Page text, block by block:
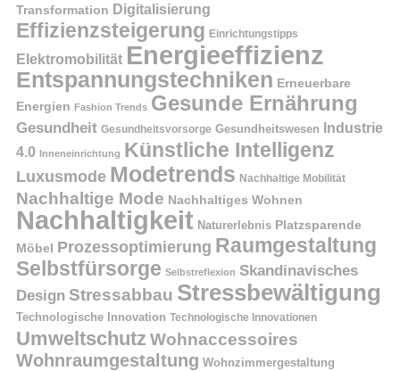
Transformation Digitalisierung
Effizienzsteigerung Einrichtungstipps
Elektromobilität Energieeffizienz
Entspannungstechniken Erneuerbare
Energien Fashion Trends Gesunde Ernährung
Gesundheit Gesundheitsvorsorge Gesundheitswesen Industrie
4.0 Inneneinrichtung Künstliche Intelligenz
Luxusmode Modetrends Nachhaltige Mobilität
Nachhaltige Mode Nachhaltiges Wohnen
Nachhaltigkeit Naturerlebnis Platzsparende
Möbel Prozessoptimierung Raumgestaltung
Selbstfürsorge Selbstreflexion Skandinavisches
Design Stressabbau Stressbewältigung
Technologische Innovation Technologische Innovationen
Umweltschutz Wohnaccessoires
Wohnraumgestaltung Wohnzimmergestaltung